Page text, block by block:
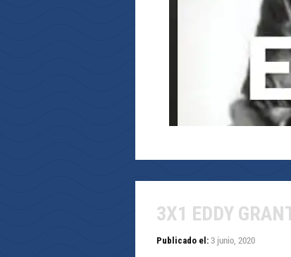
3X1 EDDY
Publicado el: 3 junio, 2020